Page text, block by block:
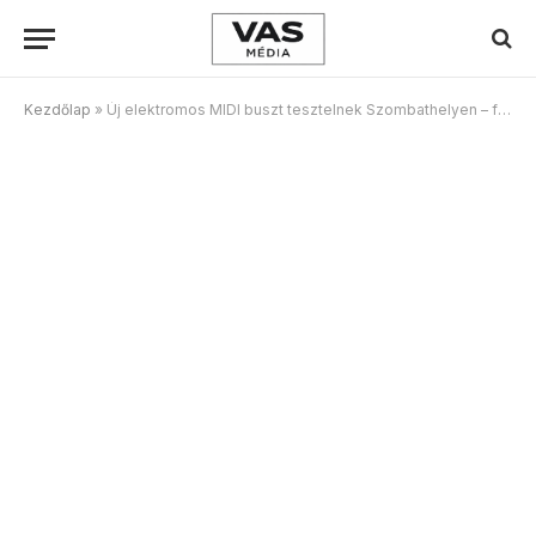
Kezdőlap » Új elektromos MIDI buszt tesztelnek Szombathelyen – flottacsere és szerződéshosszabbítás a közgyűlés döntése nyomán